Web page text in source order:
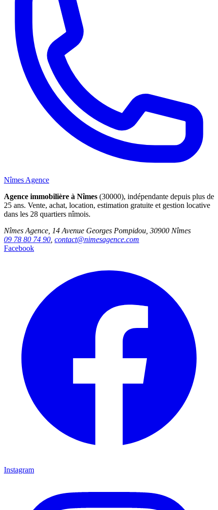
Nîmes Agence
Agence immobilière à Nîmes (30000), indépendante depuis plus de
25 ans. Vente, achat, location, estimation gratuite et gestion locative
dans les 28 quartiers nîmois.
Nîmes Agence, 14 Avenue Georges Pompidou, 30900 Nîmes
09 78 80 74 90 contact@nimesagence.com
Facebook
Instagram